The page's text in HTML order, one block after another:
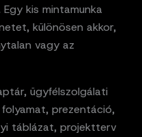
kis mintamunka
különösen akkor,
vagy az
ügyfélszolgálati
prezentáció,
táblázat, projektterv